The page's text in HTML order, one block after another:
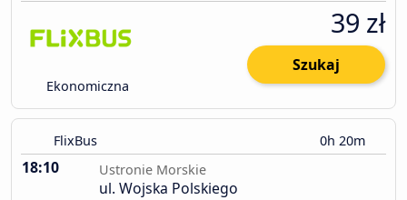
Ekonomiczna
39 zł
Szukaj
FlixBus 0h 20m
18:10 Ustronie Morskie
ul. Wojska Polskiego